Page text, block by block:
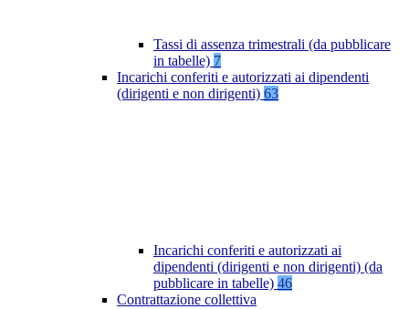
Tassi di assenza trimestrali (da pubblicare
in tabelle) 7
Incarichi conferiti e autorizzati ai dipendenti
(dirigenti e non dirigenti) 63
Incarichi conferiti e autorizzati ai
dipendenti (dirigenti e non dirigenti) (da
pubblicare in tabelle) 46
Contrattazione collettiva